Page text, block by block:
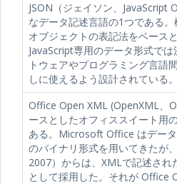
JSON（ジェイソン、
なデータ記述言語の1つである
オブジェクトの表記法をベース
JavaScript専用のデータ形式で
トウェアやプログラミング言語
しに使えるよう設計されている。
Office Open XML (OpenXML、
ースとしたオフィススイート用
ある。Microsoft Office はデー
のバイナリ形式を用いてきたが
2007）からは、XMLで記述され
として採用した。それが Office